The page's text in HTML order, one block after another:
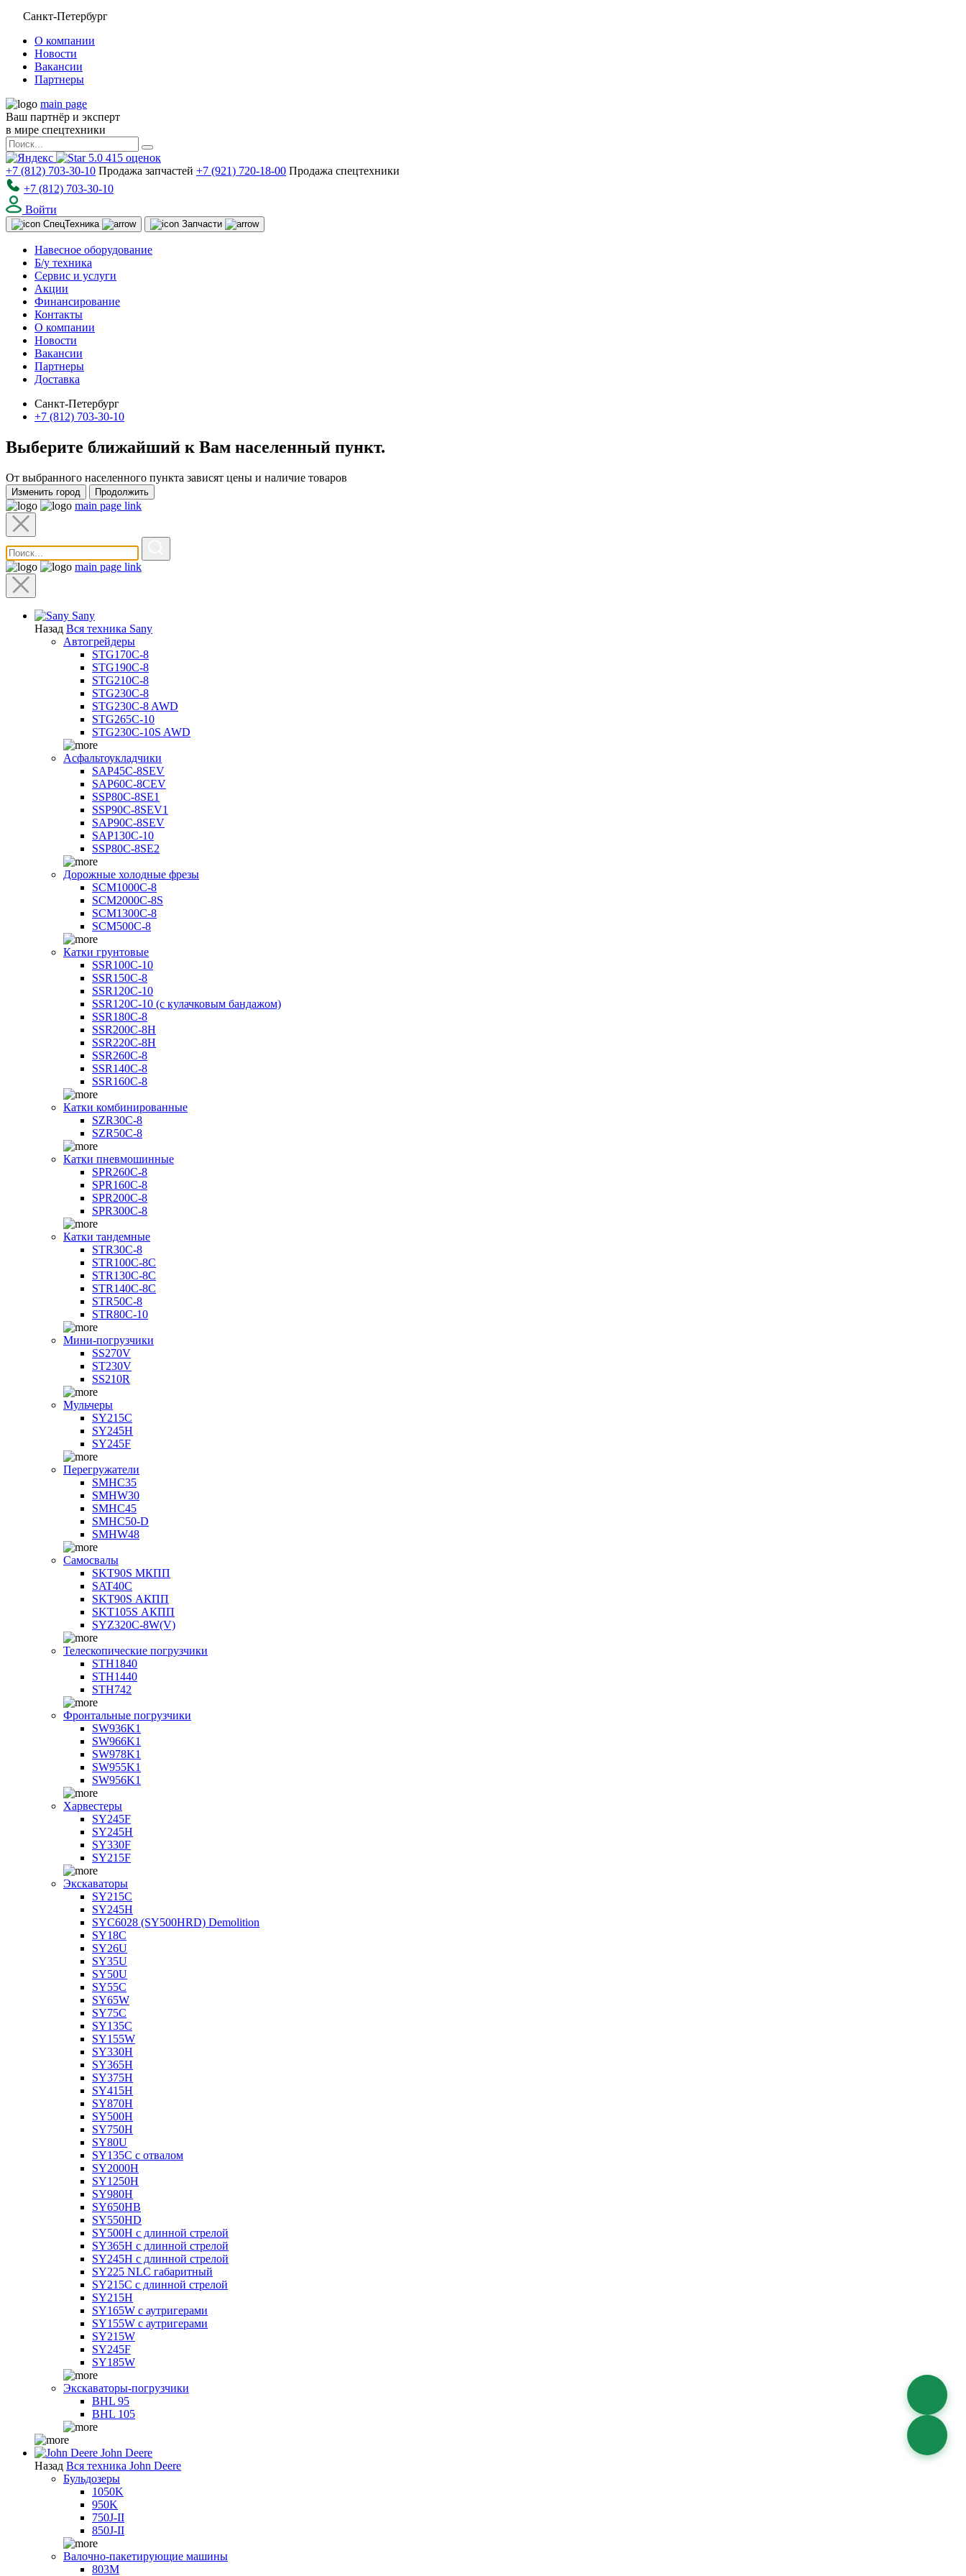
Санкт-Петербург
О компании
Новости
Вакансии
Партнеры
main page
Ваш партнёр и эксперт
в мире спецтехники
5.0 415 оценок
+7 (812) 703-30-10 Продажа запчастей +7 (921) 720-18-00 Продажа спецтехники
+7 (812) 703-30-10
Войти
СпецТехника Запчасти
Навесное оборудование
Б/у техника
Сервис и услуги
Акции
Финансирование
Контакты
О компании
Новости
Вакансии
Партнеры
Доставка
Санкт-Петербург
+7 (812) 703-30-10
Выберите ближайший к Вам населенный пункт.
От выбранного населенного пункта зависят цены и наличие товаров
Изменить город Продолжить
main page link
main page link
Sany
Назад Вся техника Sany
Автогрейдеры
STG170C-8
STG190C-8
STG210C-8
STG230C-8
STG230C-8 AWD
STG265C-10
STG230C-10S AWD
Асфальтоукладчики
SAP45С-8SEV
SAP60C-8CEV
SSP80C-8SE1
SSP90C-8SEV1
SAP90C-8SEV
SAP130C-10
SSP80C-8SE2
Дорожные холодные фрезы
SCM1000C-8
SCM2000C-8S
SCM1300C-8
SCM500C-8
Катки грунтовые
SSR100C-10
SSR150C-8
SSR120C-10
SSR120C-10 (с кулачковым бандажом)
SSR180C-8
SSR200C-8H
SSR220C-8H
SSR260C-8
SSR140C-8
SSR160C-8
Катки комбинированные
SZR30C-8
SZR50C-8
Катки пневмошинные
SPR260C-8
SPR160C-8
SPR200C-8
SPR300C-8
Катки тандемные
STR30C-8
STR100C-8С
STR130C-8С
STR140C-8С
STR50C-8
STR80C-10
Мини-погрузчики
SS270V
ST230V
SS210R
Мульчеры
SY215C
SY245H
SY245F
Перегружатели
SMHC35
SMHW30
SMHC45
SMHC50-D
SMHW48
Самосвалы
SKT90S МКПП
SAT40C
SKT90S АКПП
SKT105S АКПП
SYZ320C-8W(V)
Телескопические погрузчики
STH1840
STH1440
STH742
Фронтальные погрузчики
SW936K1
SW966K1
SW978K1
SW955K1
SW956K1
Харвестеры
SY245F
SY245H
SY330F
SY215F
Экскаваторы
SY215C
SY245H
SYC6028 (SY500HRD) Demolition
SY18C
SY26U
SY35U
SY50U
SY55C
SY65W
SY75C
SY135C
SY155W
SY330H
SY365H
SY375H
SY415H
SY870H
SY500H
SY750H
SY80U
SY135C с отвалом
SY2000H
SY1250H
SY980H
SY650HB
SY550HD
SY500H с длинной стрелой
SY365H с длинной стрелой
SY245H с длинной стрелой
SY225 NLC габаритный
SY215C с длинной стрелой
SY215H
SY165W с аутригерами
SY155W с аутригерами
SY215W
SY245F
SY185W
Экскаваторы-погрузчики
BHL 95
BHL 105
John Deere
Назад Вся техника John Deere
Бульдозеры
1050K
950K
750J-II
850J-II
Валочно-пакетирующие машины
803M